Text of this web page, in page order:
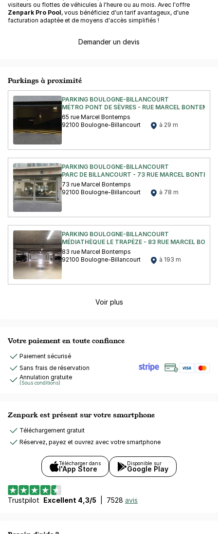
visiteurs ou flottes de véhicules à l'heure ou au mois. Avec l'offre
Zenpark Pro Pool, vous bénéficiez d'un tarif avantageux, d'une
facturation adaptée et de moyens d'accès simplifiés !
Demander un devis
Parkings à proximité
PARKING BOULOGNE-BILLANCOURT
MÉTRO PONT DE SÈVRES - RUE MARCEL
65 rue Marcel Bontemps
92100 Boulogne-Billancourt
à 29 m
PARKING BOULOGNE-BILLANCOURT
PARC DE BILLANCOURT - 73 RUE MARCEL
73 rue Marcel Bontemps
92100 Boulogne-Billancourt
à 78 m
PARKING BOULOGNE-BILLANCOURT
MÉDIATHÈQUE LE TRAPÈZE - 83 RUE MARCEL
83 rue Marcel Bontemps
92100 Boulogne-Billancourt
à 193 m
Voir plus
Votre paiement en toute confiance
Paiement sécurisé
Sans frais de réservation
Annulation gratuite
(Sous conditions)
Zenpark est présent sur votre smartphone
Téléchargement gratuit
Réservez, payez et ouvrez avec votre smartphone
Télécharger dans
l'App Store
Disponible sur
Google Play
Trustpilot Excellent 4,3/5 7528 avis